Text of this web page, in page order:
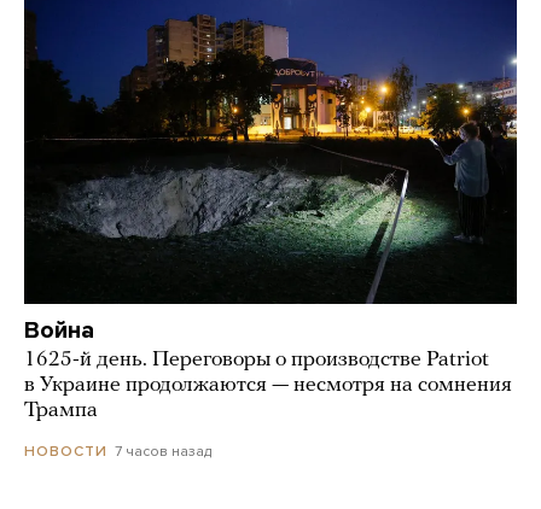
Война
1625-й день. Переговоры о производстве Patriot
в Украине продолжаются — несмотря на сомнения
Трампа
НОВОСТИ 7 часов назад